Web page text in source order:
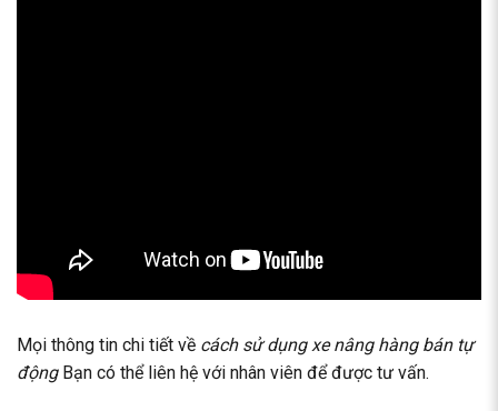
Mọi thông tin chi tiết về cách sử dụng xe nâng hàng bán tự
độngBạn có thể liên hệ với nhân viên để được tư vấn.